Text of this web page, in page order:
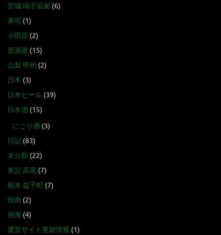
宮城 鳴子温泉 (6)
寿司 (1)
小田原 (2)
居酒屋 (15)
山梨 甲州 (2)
日本 (3)
日本ビール (39)
日本酒 (15)
にごり酒 (3)
日記 (83)
未分類 (22)
東京 高尾 (7)
栃木 益子町 (7)
焼肉 (2)
熱海 (4)
運営サイト更新情報 (1)